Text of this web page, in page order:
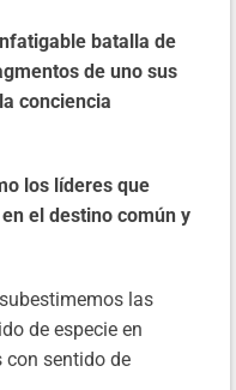
batalla de
de uno sus
conciencia
los líderes que
el destino común y
las
de especie en
con sentido de